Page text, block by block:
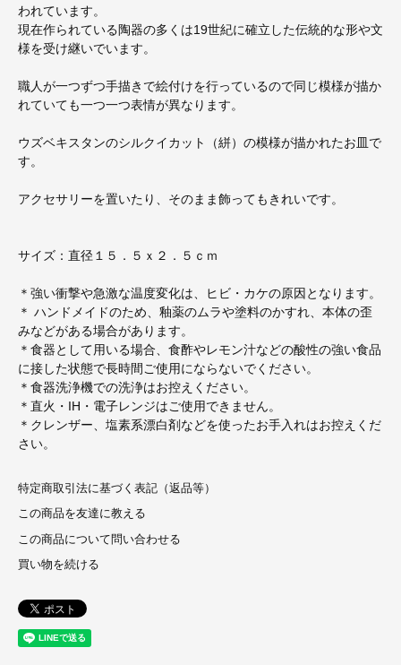
われています。
現在作られている陶器の多くは19世紀に確立した伝統的な形や文
様を受け継いでいます。
職人が一つずつ手描きで絵付けを行っているので同じ模様が描か
れていても一つ一つ表情が異なります。
ウズベキスタンのシルクイカット（絣）の模様が描かれたお皿で
す。
アクセサリーを置いたり、そのまま飾ってもきれいです。
サイズ：直径１５．５ｘ２．５ｃｍ
＊強い衝撃や急激な温度変化は、ヒビ・カケの原因となります。
＊ ハンドメイドのため、釉薬のムラや塗料のかすれ、本体の歪
みなどがある場合があります。
＊⾷器として⽤いる場合、⾷酢やレモン汁などの酸性の強い⾷品
に接した状態で⻑時間ご使⽤にならないでください。
＊⾷器洗浄機での洗浄はお控えください。
＊直⽕・IH・電⼦レンジはご使⽤できません。
＊クレンザー、塩素系漂⽩剤などを使ったお⼿⼊れはお控えくだ
さい。
特定商取引法に基づく表記（返品等）
この商品を友達に教える
この商品について問い合わせる
買い物を続ける